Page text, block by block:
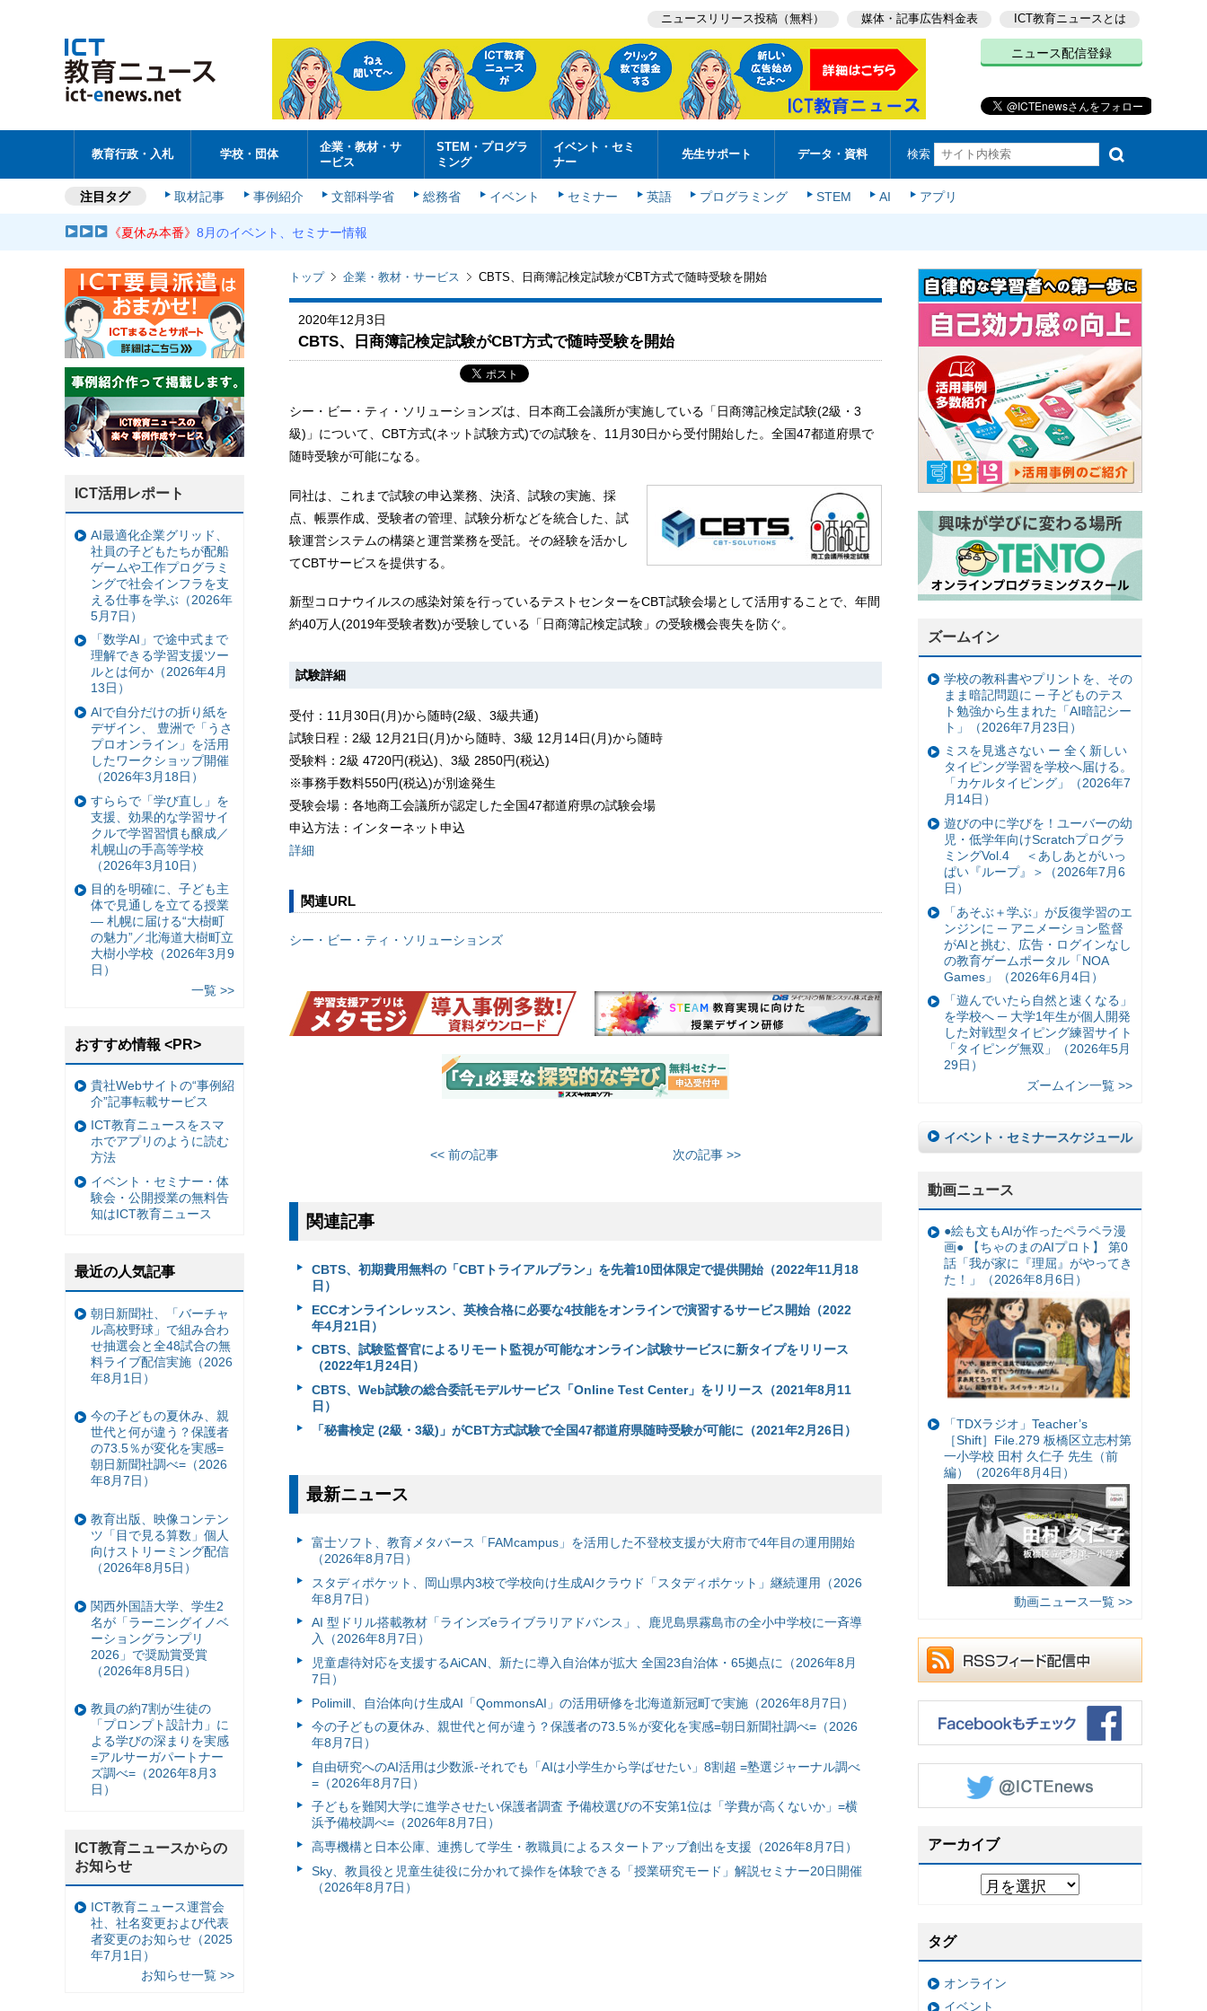
ニュースリリース投稿（無料） 媒体・記事広告料金表 ICT教育ニュースとは
ニュース配信登録
教育行政・入札 学校・団体
企業・教材・サ
ービス
STEM・プログラ
ミング
イベント・セミ
ナー
先生サポート データ・資料 検索
注目タグ 取材記事 事例紹介 文部科学省 総務省 イベント セミナー 英語 プログラミング STEM AI アプリ
《夏休み本番》8月のイベント、セミナー情報
トップ 企業・教材・サービス CBTS、日商簿記検定試験がCBT方式で随時受験を開始
2020年12月3日
CBTS、日商簿記検定試験がCBT方式で随時受験を開始
シー・ビー・ティ・ソリューションズは、日本商工会議所が実施している「日商簿記検定試験(2級・3
級)」について、CBT方式(ネット試験方式)での試験を、11月30日から受付開始した。全国47都道府県で
随時受験が可能になる。
同社は、これまで試験の申込業務、決済、試験の実施、採
点、帳票作成、受験者の管理、試験分析などを統合した、試
験運営システムの構築と運営業務を受託。その経験を活かし
てCBTサービスを提供する。
新型コロナウイルスの感染対策を行っているテストセンターをCBT試験会場として活用することで、年間
約40万人(2019年受験者数)が受験している「日商簿記検定試験」の受験機会喪失を防ぐ。
試験詳細
受付：11月30日(月)から随時(2級、3級共通)
試験日程：2級 12月21日(月)から随時、3級 12月14日(月)から随時
受験料：2級 4720円(税込)、3級 2850円(税込)
※事務手数料550円(税込)が別途発生
受験会場：各地商工会議所が認定した全国47都道府県の試験会場
申込方法：インターネット申込
詳細
関連URL
シー・ビー・ティ・ソリューションズ
<< 前の記事 次の記事 >>
関連記事
CBTS、初期費用無料の「CBTトライアルプラン」を先着10団体限定で提供開始（2022年11月18
日）
ECCオンラインレッスン、英検合格に必要な4技能をオンラインで演習するサービス開始（2022
年4月21日）
CBTS、試験監督官によるリモート監視が可能なオンライン試験サービスに新タイプをリリース
（2022年1月24日）
CBTS、Web試験の総合委託モデルサービス「Online Test Center」をリリース（2021年8月11
日）
「秘書検定 (2級・3級)」がCBT方式試験で全国47都道府県随時受験が可能に（2021年2月26日）
最新ニュース
富⼠ソフト、教育メタバース「FAMcampus」を活用した不登校支援が大府市で4年目の運用開始
（2026年8月7日）
スタディポケット、岡山県内3校で学校向け生成AIクラウド「スタディポケット」継続運用（2026
年8月7日）
AI 型ドリル搭載教材「ラインズeライブラリアドバンス」、鹿児島県霧島市の全小中学校に一斉導
入（2026年8月7日）
児童虐待対応を支援するAiCAN、新たに導入自治体が拡大 全国23自治体・65拠点に（2026年8月
7日）
Polimill、自治体向け生成AI「QommonsAI」の活用研修を北海道新冠町で実施（2026年8月7日）
今の子どもの夏休み、親世代と何が違う？保護者の73.5％が変化を実感=朝日新聞社調べ=（2026
年8月7日）
自由研究へのAI活用は少数派-それでも「AIは小学生から学ばせたい」8割超 =塾選ジャーナル調べ
=（2026年8月7日）
子どもを難関大学に進学させたい保護者調査 予備校選びの不安第1位は「学費が高くないか」=横
浜予備校調べ=（2026年8月7日）
高専機構と日本公庫、連携して学生・教職員によるスタートアップ創出を支援（2026年8月7日）
Sky、教員役と児童生徒役に分かれて操作を体験できる「授業研究モード」解説セミナー20日開催
（2026年8月7日）
ズームイン
学校の教科書やプリントを、その
まま暗記問題に ─ 子どものテス
ト勉強から生まれた「AI暗記シー
ト」（2026年7月23日）
ミスを見逃さない ー 全く新しい
タイピング学習を学校へ届ける。
「カケルタイピング」（2026年7
月14日）
遊びの中に学びを！ユーバーの幼
児・低学年向けScratchプログラ
ミングVol.4 ＜あしあとがいっ
ぱい『ループ』＞（2026年7月6
日）
「あそぶ＋学ぶ」が反復学習のエ
ンジンに ─ アニメーション監督
がAIと挑む、広告・ログインなし
の教育ゲームポータル「NOA
Games」（2026年6月4日）
「遊んでいたら自然と速くなる」
を学校へ ─ 大学1年生が個人開発
した対戦型タイピング練習サイト
「タイピング無双」（2026年5月
29日）
ズームイン一覧 >>
イベント・セミナースケジュール
動画ニュース
●絵も文もAIが作ったペラペラ漫
画● 【ちゃのまのAIプロト】 第0
話「我が家に『理屈』がやってき
た！」（2026年8月6日）
「TDXラジオ」Teacher’s
［Shift］File.279 板橋区立志村第
一小学校 田村 久仁子 先生（前
編）（2026年8月4日）
動画ニュース一覧 >>
アーカイブ
タグ
オンライン
イベント
ICT活用レポート
AI最適化企業グリッド、
社員の子どもたちが配船
ゲームや工作プログラミ
ングで社会インフラを支
える仕事を学ぶ（2026年
5月7日）
「数学AI」で途中式まで
理解できる学習支援ツー
ルとは何か（2026年4月
13日）
AIで自分だけの折り紙を
デザイン、 豊洲で「うさ
プロオンライン」を活用
したワークショップ開催
（2026年3月18日）
すららで「学び直し」を
支援、効果的な学習サイ
クルで学習習慣も醸成／
札幌山の手高等学校
（2026年3月10日）
目的を明確に、子ども主
体で見通しを立てる授業
— 札幌に届ける“大樹町
の魅力”／北海道大樹町立
大樹小学校（2026年3月9
日）
一覧 >>
おすすめ情報 <PR>
貴社Webサイトの“事例紹
介”記事転載サービス
ICT教育ニュースをスマ
ホでアプリのように読む
方法
イベント・セミナー・体
験会・公開授業の無料告
知はICT教育ニュース
最近の人気記事
朝日新聞社、「バーチャ
ル高校野球」で組み合わ
せ抽選会と全48試合の無
料ライブ配信実施（2026
年8月1日）
今の子どもの夏休み、親
世代と何が違う？保護者
の73.5％が変化を実感=
朝日新聞社調べ=（2026
年8月7日）
教育出版、映像コンテン
ツ「目で見る算数」個人
向けストリーミング配信
（2026年8月5日）
関西外国語大学、学生2
名が「ラーニングイノベ
ーショングランプリ
2026」で奨励賞受賞
（2026年8月5日）
教員の約7割が生徒の
「プロンプト設計力」に
よる学びの深まりを実感
=アルサーガパートナー
ズ調べ=（2026年8月3
日）
ICT教育ニュースからの
お知らせ
ICT教育ニュース運営会
社、社名変更および代表
者変更のお知らせ（2025
年7月1日）
お知らせ一覧 >>